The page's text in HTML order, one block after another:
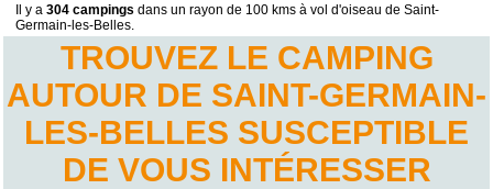
Il y a304 campings dans un rayon de 100 kms à vol d'oiseau de Saint-
Germain-les-Belles.
TROUVEZ LE CAMPING
AUTOUR DE SAINT-GERMAIN-
LES-BELLES SUSCEPTIBLE
DE VOUS INTÉRESSER